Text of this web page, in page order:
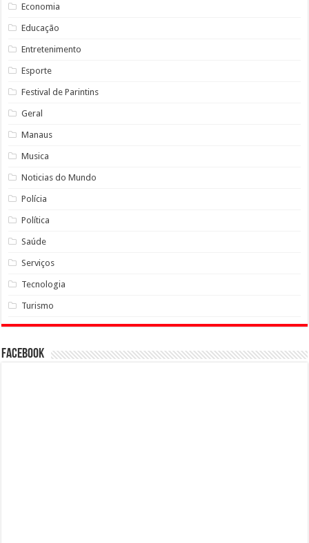
Economia
Educação
Entretenimento
Esporte
Festival de Parintins
Geral
Manaus
Musica
Noticias do Mundo
Polícia
Política
Saúde
Serviços
Tecnologia
Turismo
Facebook